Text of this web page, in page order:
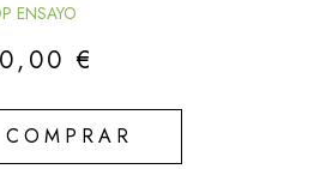
ENSAYO
€
COMPRAR